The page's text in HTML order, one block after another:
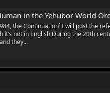
in the Yehubor World
the Continuation` I will post the
not in English During the 20th
they...